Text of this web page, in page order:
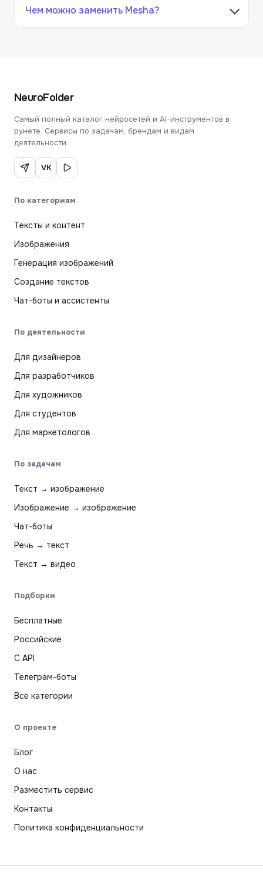
Чем можно заменить Mesha?
NeuroFolder
Самый полный каталог нейросетей и AI-инструментов в
рунете. Сервисы по задачам, брендам и видам
деятельности.
VK
По категориям
Тексты и контент
Изображения
Генерация изображений
Создание текстов
Чат-боты и ассистенты
По деятельности
Для дизайнеров
Для разработчиков
Для художников
Для студентов
Для маркетологов
По задачам
Текст → изображение
Изображение → изображение
Чат-боты
Речь → текст
Текст → видео
Подборки
Бесплатные
Российские
С API
Телеграм-боты
Все категории
О проекте
Блог
О нас
Разместить сервис
Контакты
Политика конфиденциальности